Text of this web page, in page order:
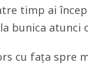
timp ai
bunica
cu fața spre